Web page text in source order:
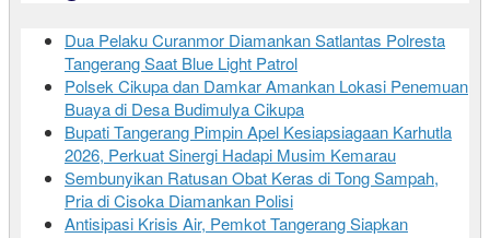
Dua Pelaku Curanmor Diamankan Satlantas Polresta
Tangerang Saat Blue Light Patrol
Polsek Cikupa dan Damkar Amankan Lokasi Penemuan
Buaya di Desa Budimulya Cikupa
Bupati Tangerang Pimpin Apel Kesiapsiagaan Karhutla
2026, Perkuat Sinergi Hadapi Musim Kemarau
Sembunyikan Ratusan Obat Keras di Tong Sampah,
Pria di Cisoka Diamankan Polisi
Antisipasi Krisis Air, Pemkot Tangerang Siapkan